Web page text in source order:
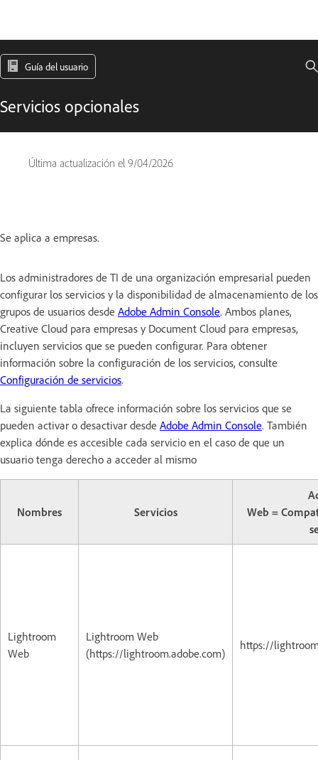
Guía del usuario
Servicios opcionales
Última actualización el 9/04/2026
Se aplica a empresas.
Los administradores de TI de una organización empresarial pueden
configurar los servicios y la disponibilidad de almacenamiento de los
grupos de usuarios desde Adobe Admin Console. Ambos planes,
Creative Cloud para empresas y Document Cloud para empresas,
incluyen servicios que se pueden configurar. Para obtener
información sobre la configuración de los servicios, consulte
Configuración de servicios.
La siguiente tabla ofrece información sobre los servicios que se
pueden activar o desactivar desde Adobe Admin Console. También
explica dónde es accesible cada servicio en el caso de que un
usuario tenga derecho a acceder al mismo
Nombres Servicios
Web =
Lightroom
Web
Lightroom Web
(https://lightroom.adobe.com)
https://